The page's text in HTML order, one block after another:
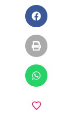
פייסבוק
הדפסה
ווטסאפ